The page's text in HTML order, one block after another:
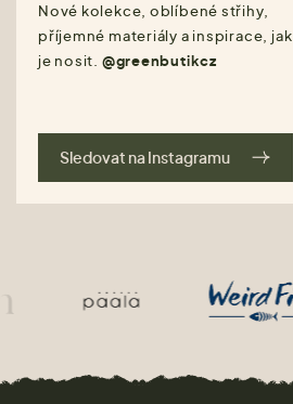
Nové kolekce, oblíbené střihy,
příjemné materiály a inspirace, jak
je nosit. @greenbutikcz
Sledovat na Instagramu